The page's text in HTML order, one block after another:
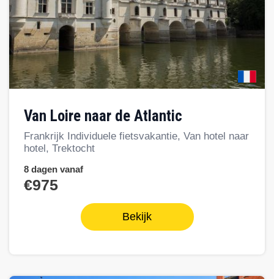
van Loire naar de Atlantic
Frankrijk Individuele fietsvakantie, Van hotel naar
hotel, Trektocht
8 dagen vanaf
€975
Bekijk